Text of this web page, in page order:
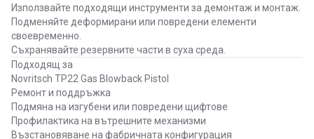
Използвайте подходящи инструменти за демонтаж и монтаж.
Подменяйте деформирани или повредени елементи
своевременно.
Съхранявайте резервните части в суха среда.
Подходящ за
Novritsch TP22 Gas Blowback Pistol
Ремонт и поддръжка
Подмяна на изгубени или повредени щифтове
Профилактика на вътрешните механизми
Възстановяване на фабричната конфигурация